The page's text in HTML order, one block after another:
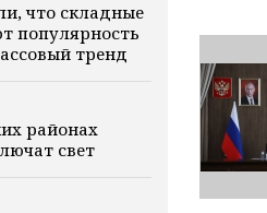
что складные
популярность
тренд
районах
свет